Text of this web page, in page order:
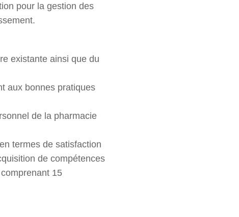
pour la gestion des
existante ainsi que du
aux bonnes pratiques
de la pharmacie
termes de satisfaction
de compétences
15